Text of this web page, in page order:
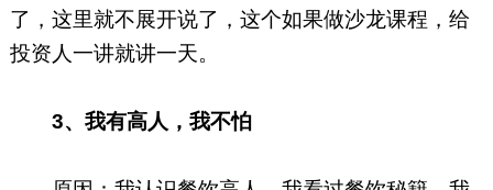
了，这里就不展开说了，这个如果做沙龙课程，给
投资人一讲就讲一天。
3、我有高人，我不怕